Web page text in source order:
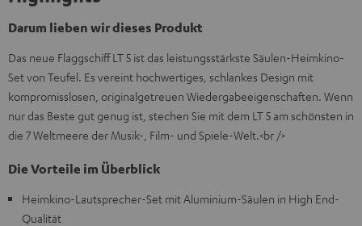
Darum lieben wir dieses Produkt
Das neue Flaggschiff LT 5 ist das leistungsstärkste Säulen-Heimkino-
Set von Teufel. Es vereint hochwertiges, schlankes Design mit
kompromisslosen, originalgetreuen Wiedergabeeigenschaften. Wenn
nur das Beste gut genug ist, stechen Sie mit dem LT 5 am schönsten in
die 7 Weltmeere der Musik-, Film- und Spiele-Welt.<br />
Die Vorteile im Überblick
Heimkino-Lautsprecher-Set mit Aluminium-Säulen in High End-
Qualität